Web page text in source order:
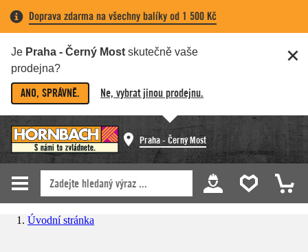
Doprava zdarma na všechny balíky od 1 500 Kč
Je Praha - Černý Most skutečně vaše
prodejna?
ANO, SPRÁVNĚ. Ne, vybrat jinou prodejnu.
Praha - Černý Most
Úvodní stránka